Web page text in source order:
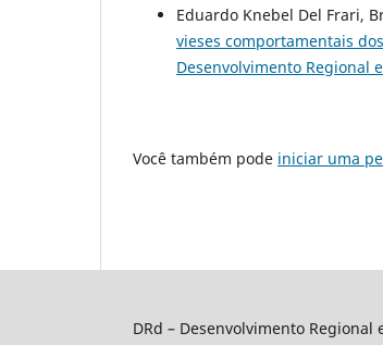
Eduardo Knebel Del Frari,
vieses comportamentais
Desenvolvimento Regional
Você também pode iniciar uma
DRd – Desenvolvimento Regional